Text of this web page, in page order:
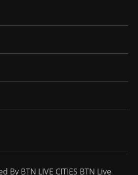
By BTN LIVE CITIES BTN Live